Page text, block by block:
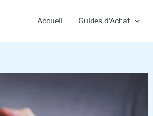
Accueil Guides d’Achat